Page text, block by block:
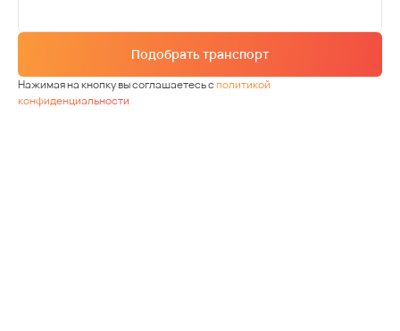
Подобрать транспорт
Нажимая на кнопку вы соглашаетесь сполитикой
конфиденциальности